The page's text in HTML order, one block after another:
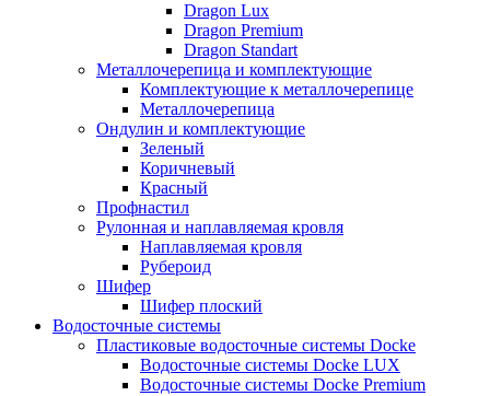
Dragon Lux
Dragon Premium
Dragon Standart
Металлочерепица и комплектующие
Комплектующие к металлочерепице
Металлочерепица
Ондулин и комплектующие
Зеленый
Коричневый
Красный
Профнастил
Рулонная и наплавляемая кровля
Наплавляемая кровля
Рубероид
Шифер
Шифер плоский
Водосточные системы
Пластиковые водосточные системы Docke
Водосточные системы Docke LUX
Водосточные системы Docke Premium